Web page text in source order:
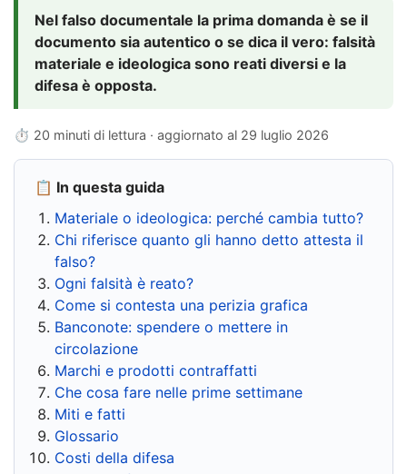
Nel falso documentale la prima domanda è se il
documento sia autentico o se dica il vero: falsità
materiale e ideologica sono reati diversi e la
difesa è opposta.
⏱ 20 minuti di lettura · aggiornato al 29 luglio 2026
📋 In questa guida
Materiale o ideologica: perché cambia tutto?
Chi riferisce quanto gli hanno detto attesta il
falso?
Ogni falsità è reato?
Come si contesta una perizia grafica
Banconote: spendere o mettere in
circolazione
Marchi e prodotti contraffatti
Che cosa fare nelle prime settimane
Miti e fatti
Glossario
Costi della difesa